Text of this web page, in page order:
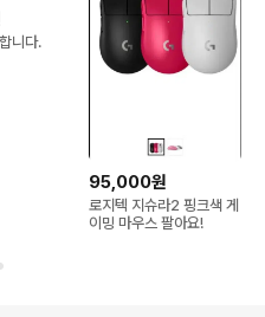
니다.
95,000원
로지텍 지슈라2 핑크색 게
이밍 마우스 팔아요!